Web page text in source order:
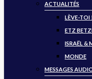
ACTUALITÉS
LÈVE-TOI
ETZ
ISRAËL &
MONDE
MESSAGES